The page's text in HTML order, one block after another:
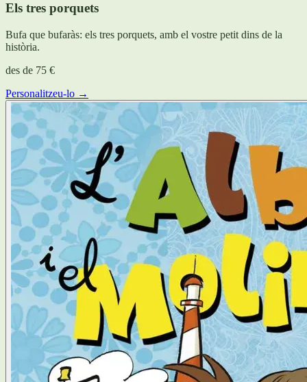
Els tres porquets
Bufa que bufaràs: els tres porquets, amb el vostre petit dins de la
història.
des de 75 €
Personalitzeu-lo →